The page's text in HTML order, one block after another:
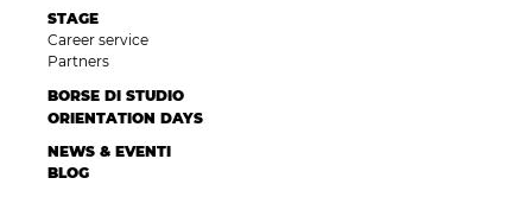
STAGE
Career service
Partners
BORSE DI STUDIO
ORIENTATION DAYS
NEWS & EVENTI
BLOG